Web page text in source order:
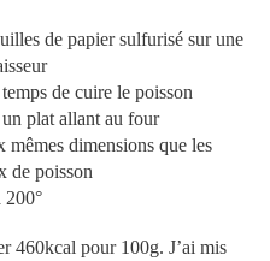
de papier sulfurisé sur une
de cuire le poisson
plat allant au four
dimensions que les
de poisson
200°
460kcal pour 100g. J’ai mis